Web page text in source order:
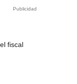
Publicidad
fiscal